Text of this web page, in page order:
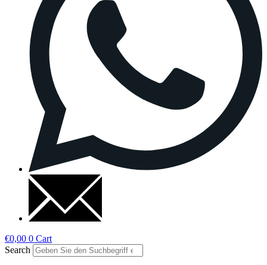
€0,00 0 Cart
Search